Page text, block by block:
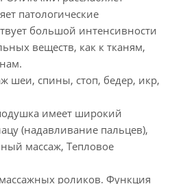
патологические
большой интенсивности
веществ, как к тканям,
шеи, спины, стоп, бедер, икр,
имеет широкий
(надавливание пальцев),
массаж, Тепловое
роликов. Функция